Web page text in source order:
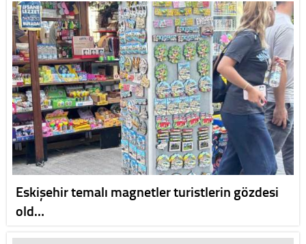
Eskişehir temalı magnetler turistlerin gözdesi
old…